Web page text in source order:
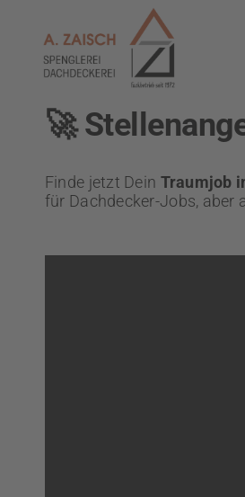
springen
🚀
Finde jetzt Dein Traumjob
für Dachdecker-Jobs, aber